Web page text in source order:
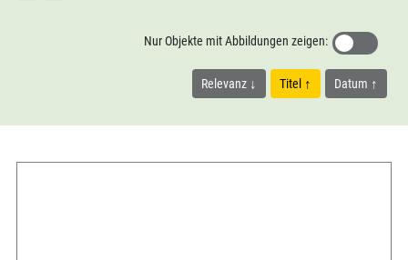
Relevanz Titel Datum
Nur Objekte mit Abbildungen zeigen: